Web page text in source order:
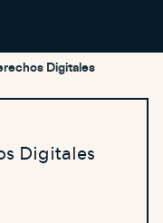
Digitales
Digitales